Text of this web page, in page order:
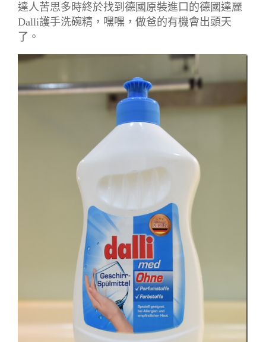
達人苦思多時終於找到德國原裝進口的德國達麗
Dalli護手洗碗精，嘿嘿，做爸的有機會出頭天
了。